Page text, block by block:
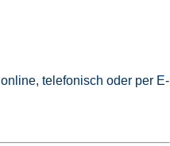
telefonisch oder per E-